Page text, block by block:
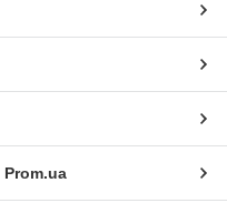
Prom.ua